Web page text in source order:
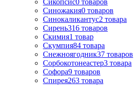
Синожакия0 товаров
Синокаликантус2 товара
Сирень316 товаров
Скимия1 товар
Скумпия84 товара
Снежноягодник37 товаров
Сорбокотонеастер3 товара
Софора9 товаров
Спирея263 товара